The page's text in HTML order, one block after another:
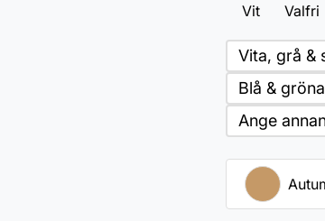
Vit Valfri
Vita, grå &
Blå & gröna
Ange